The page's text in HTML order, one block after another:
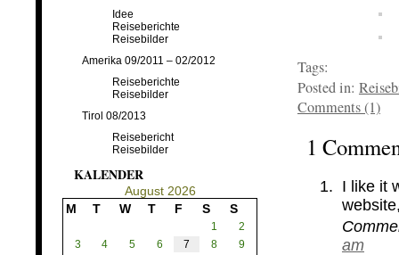
Idee
Reiseberichte
Reisebilder
Amerika 09/2011 – 02/2012
Reiseberichte
Reisebilder
Tirol 08/2013
Reisebericht
Reisebilder
KALENDER
August 2026
M
T W T F S S
1
2
3
4 5 6 7 8
9
Tags:
Posted in:
Comments (1)
1
I like it
am